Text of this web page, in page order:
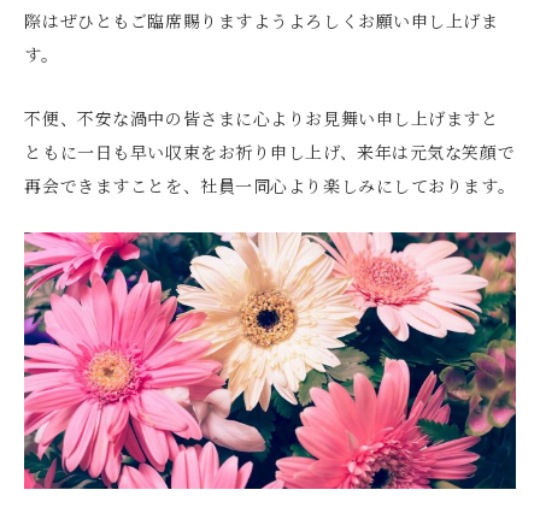
際はぜひともご臨席賜りますようよろしくお願い申し上げま
す。
不便、不安な渦中の皆さまに心よりお見舞い申し上げますと
ともに一日も早い収束をお祈り申し上げ、来年は元気な笑顔で
再会できますことを、社員一同心より楽しみにしております。